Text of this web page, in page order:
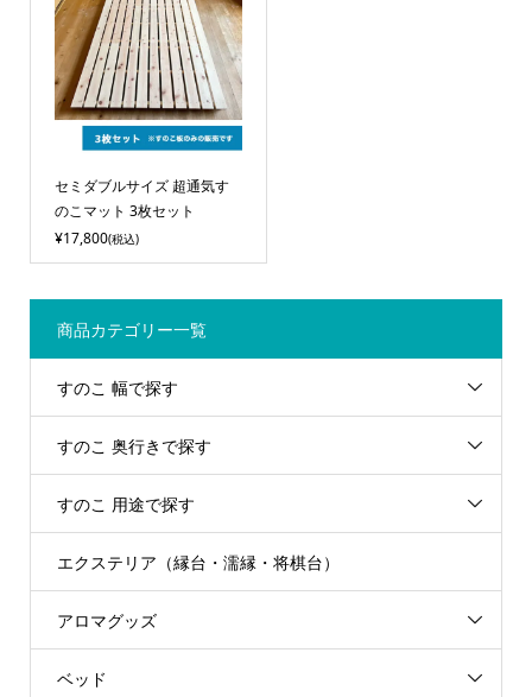
セミダブルサイズ 超通気す
のこマット 3枚セット
¥17,800(税込)
商品カテゴリー一覧
すのこ 幅で探す
すのこ 奥行きで探す
すのこ 用途で探す
エクステリア（縁台・濡縁・将棋台）
アロマグッズ
ベッド